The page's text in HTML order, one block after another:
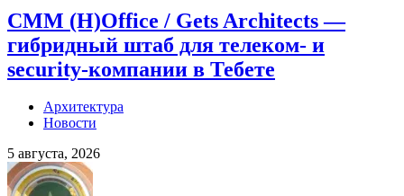
CMM (H)Office / Gets Architects —
гибридный штаб для телеком- и
security-компании в Тебете
Архитектура
Новости
5 августа, 2026